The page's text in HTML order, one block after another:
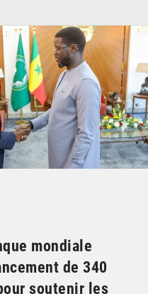
mondiale
de 340
soutenir les